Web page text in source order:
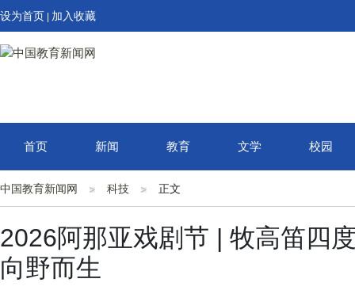
设为首页 加入收藏
首页 新闻 教育 文学 校园
中国教育新闻网 科技 正文
2026阿那亚戏剧节 | 牧高笛四
向野而生